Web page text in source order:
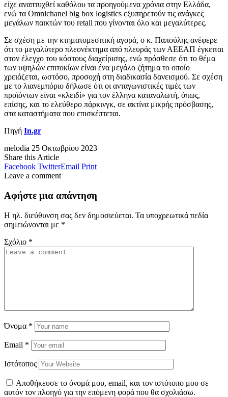
είχε αναπτυχθεί καθόλου τα προηγούμενα χρόνια στην Ελλάδα,
ενώ τα Omnichanel big box logistics εξυπηρετούν τις ανάγκες
μεγάλων παικτών του retail που γίνονται όλο και μεγαλύτερες.
Σε σχέση με την κτηματομεσιτική αγορά, ο κ. Παπούλης ανέφερε
ότι το μεγαλύτερο πλεονέκτημα από πλευράς των ΑΕΕΑΠ έγκειται
στον έλεγχο του κόστους διαχείρισης, ενώ πρόσθεσε ότι το θέμα
των υψηλών επιτοκίων είναι ένα μεγάλο ζήτημα το οποίο
χρειάζεται, ωστόσο, προσοχή στη διαδικασία δανεισμού. Σε σχέση
με το λιανεμπόριο δήλωσε ότι οι ανταγωνιστικές τιμές των
προϊόντων είναι «κλειδί» για τον έλληνα καταναλωτή, όπως,
επίσης, και το ελεύθερο πάρκινγκ, σε ακτίνα μικρής πρόσβασης,
στα καταστήματα που επισκέπτεται.
Πηγή In.gr
melodia 25 Οκτωβρίου 2023
Share this Article
Facebook TwitterEmail Print
Leave a comment
Αφήστε μια απάντηση
Η ηλ. διεύθυνση σας δεν δημοσιεύεται. Τα υποχρεωτικά πεδία
σημειώνονται με *
Σχόλιο *
Όνομα *
Email *
Ιστότοπος
Αποθήκευσε το όνομά μου, email, και τον ιστότοπο μου σε
αυτόν τον πλοηγό για την επόμενη φορά που θα σχολιάσω.